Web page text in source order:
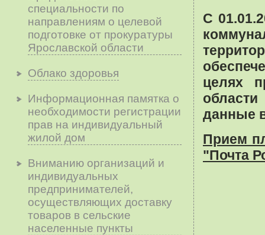
специальности по
направлениям о целевой
подготовке от прокуратуры
Ярославской области
Облако здоровья
Информационная памятка о
необходимости регистрации
прав на индивидуальный
жилой дом
Вниманию организаций и
индивидуальных
предпринимателей,
осуществляющих доставку
товаров в сельские
населенные пункты
С
целях
данные
Прием
"Почта